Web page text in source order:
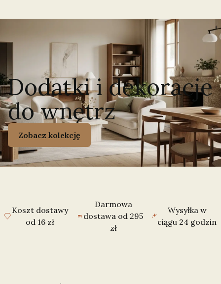
Dodatki i dekoracje
do wnętrz
Zobacz kolekcję
Koszt dostawy
od 16 zł
Darmowa
dostawa od 295
zł
Wysyłka w
ciągu 24 godzin